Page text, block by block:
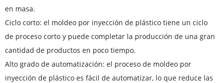
en masa.
Ciclo corto: el moldeo por inyección de plástico tiene un ciclo
de proceso corto y puede completar la producción de una gran
cantidad de productos en poco tiempo.
Alto grado de automatización: el proceso de moldeo por
inyección de plástico es fácil de automatizar, lo que reduce las